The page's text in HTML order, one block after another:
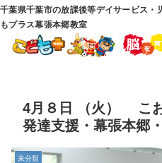
千葉県千葉市の放課後等デイサービス
もプラス幕張本郷教室
4月８日 （火） こ
発達支援・幕張本郷
未分類